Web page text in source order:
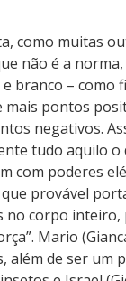
como muitas
não é a
branco –
pontos
negativos.
tudo aquilo o
com poderes
provável
corpo
Mario
além de ser